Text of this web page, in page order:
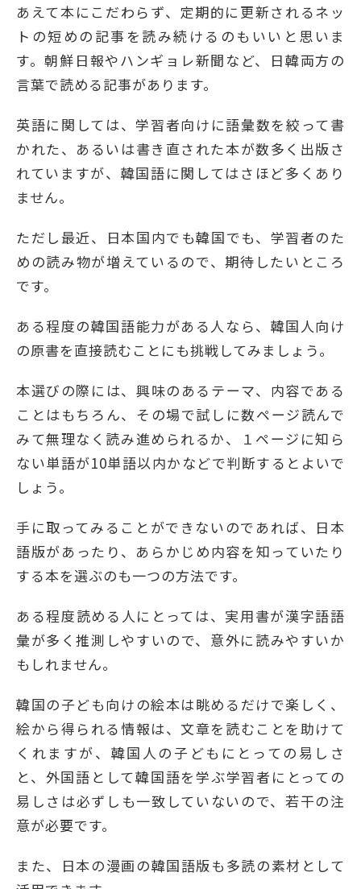
あえて本にこだわらず、定期的に更新されるネッ
トの短めの記事を読み続けるのもいいと思いま
す。朝鮮日報やハンギョレ新聞など、日韓両方の
言葉で読める記事があります。
英語に関しては、学習者向けに語彙数を絞って書
かれた、あるいは書き直された本が数多く出版さ
れていますが、韓国語に関してはさほど多くあり
ません。
ただし最近、日本国内でも韓国でも、学習者のた
めの読み物が増えているので、期待したいところ
です。
ある程度の韓国語能力がある人なら、韓国人向け
の原書を直接読むことにも挑戦してみましょう。
本選びの際には、興味のあるテーマ、内容である
ことはもちろん、その場で試しに数ページ読んで
みて無理なく読み進められるか、１ページに知ら
ない単語が10単語以内かなどで判断するとよいで
しょう。
手に取ってみることができないのであれば、日本
語版があったり、あらかじめ内容を知っていたり
する本を選ぶのも一つの方法です。
ある程度読める人にとっては、実用書が漢字語語
彙が多く推測しやすいので、意外に読みやすいか
もしれません。
韓国の子ども向けの絵本は眺めるだけで楽しく、
絵から得られる情報は、文章を読むことを助けて
くれますが、韓国人の子どもにとっての易しさ
と、外国語として韓国語を学ぶ学習者にとっての
易しさは必ずしも一致していないので、若干の注
意が必要です。
また、日本の漫画の韓国語版も多読の素材として